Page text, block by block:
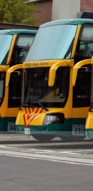
葳
格
國
際．
國
際
葳
格。
培
養
具
國
際